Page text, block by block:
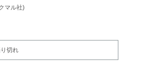
マル社)
切れ